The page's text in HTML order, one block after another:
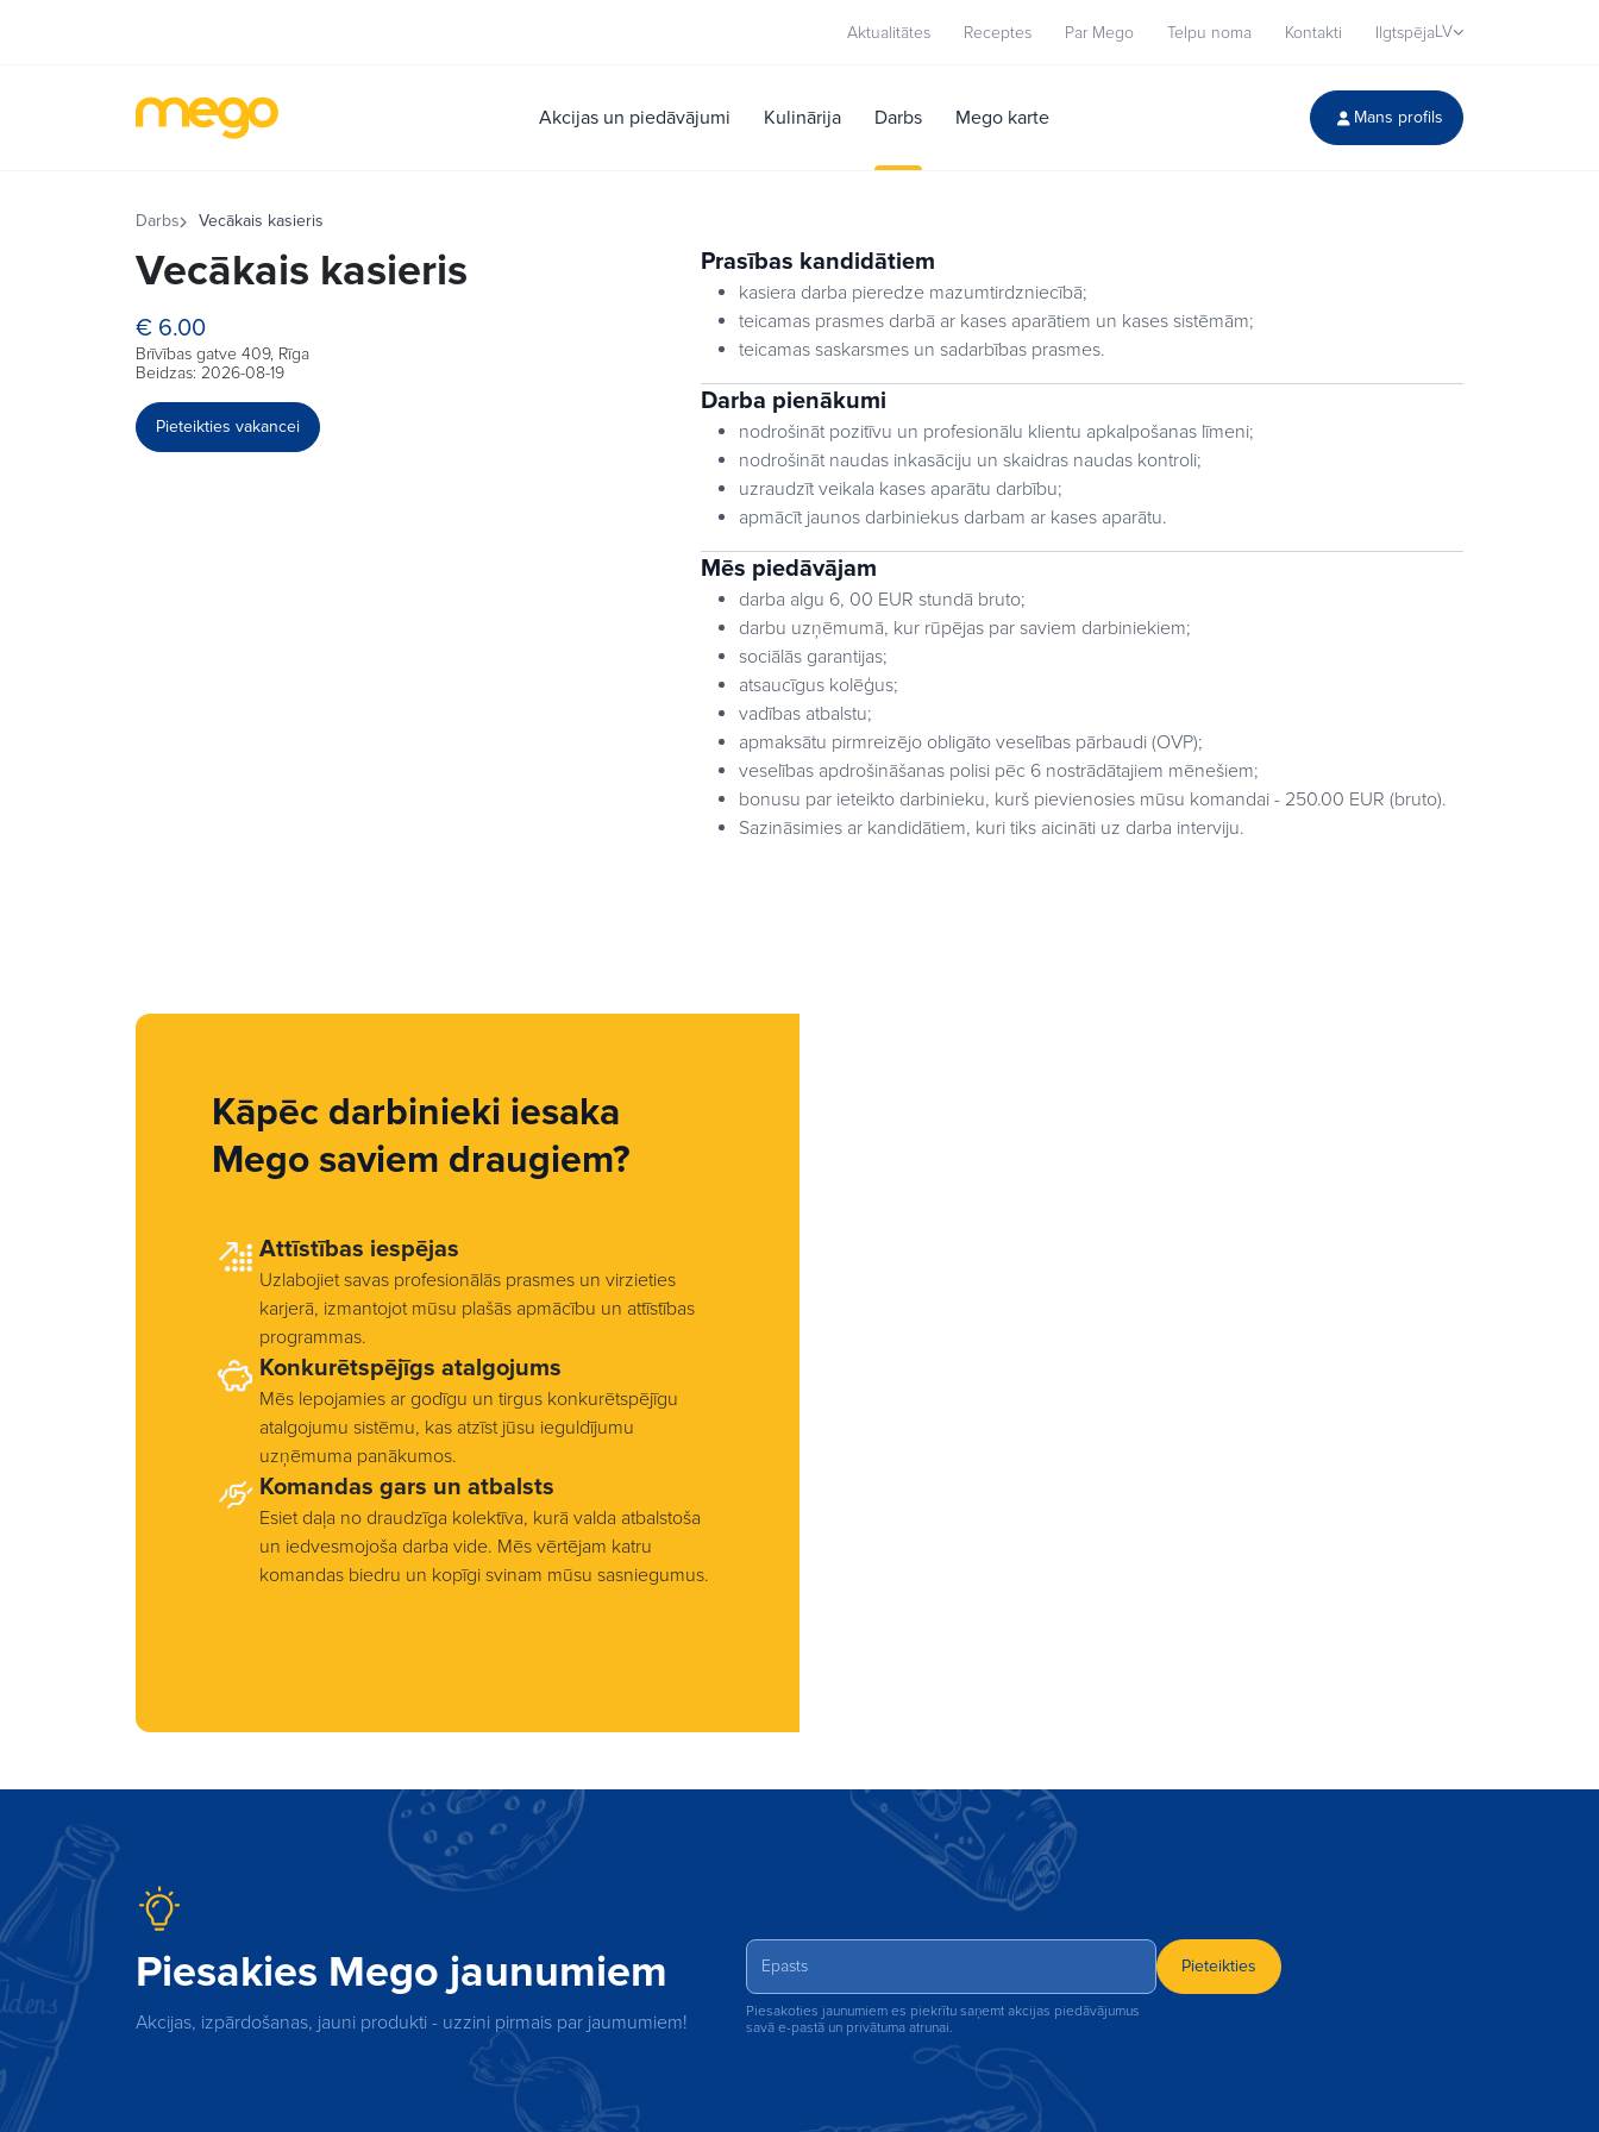
Aktualitātes Receptes Par Mego Telpu noma Kontakti IlgtspējaLV
Akcijas un piedāvājumi Kulinārija Darbs Mego karte Mans profils
Darbs Vecākais kasieris
Vecākais kasieris
€ 6.00
Brīvības gatve 409, Rīga
Beidzas: 2026-08-19
Pieteikties vakancei
Prasības kandidātiem
kasiera darba pieredze mazumtirdzniecībā;
teicamas prasmes darbā ar kases aparātiem un kases sistēmām;
teicamas saskarsmes un sadarbības prasmes.
Darba pienākumi
nodrošināt pozitīvu un profesionālu klientu apkalpošanas līmeni;
nodrošināt naudas inkasāciju un skaidras naudas kontroli;
uzraudzīt veikala kases aparātu darbību;
apmācīt jaunos darbiniekus darbam ar kases aparātu.
Mēs piedāvājam
darba algu 6, 00 EUR stundā bruto;
darbu uzņēmumā, kur rūpējas par saviem darbiniekiem;
sociālās garantijas;
atsaucīgus kolēģus;
vadības atbalstu;
apmaksātu pirmreizējo obligāto veselības pārbaudi (OVP);
veselības apdrošināšanas polisi pēc 6 nostrādātajiem mēnešiem;
bonusu par ieteikto darbinieku, kurš pievienosies mūsu komandai - 250.00 EUR (bruto).
Sazināsimies ar kandidātiem, kuri tiks aicināti uz darba interviju.
Kāpēc darbinieki iesaka
Mego saviem draugiem?
Attīstības iespējas
Uzlabojiet savas profesionālās prasmes un virzieties
karjerā, izmantojot mūsu plašās apmācību un attīstības
programmas.
Konkurētspējīgs atalgojums
Mēs lepojamies ar godīgu un tirgus konkurētspējīgu
atalgojumu sistēmu, kas atzīst jūsu ieguldījumu
uzņēmuma panākumos.
Komandas gars un atbalsts
Esiet daļa no draudzīga kolektīva, kurā valda atbalstoša
un iedvesmojoša darba vide. Mēs vērtējam katru
komandas biedru un kopīgi svinam mūsu sasniegumus.
Piesakies Mego jaunumiem
Akcijas, izpārdošanas, jauni produkti - uzzini pirmais par jaumumiem!
Piesakoties jaunumiem es piekrītu saņemt akcijas piedāvājumus
savā e-pastā un privātuma atrunai.
Pieteikties